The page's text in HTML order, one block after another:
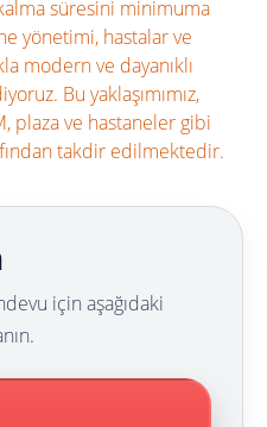
süresini minimuma
yönetimi, hastalar ve
modern ve dayanıklı
Bu yaklaşımımız,
plaza ve hastaneler gibi
takdir edilmektedir.
için aşağıdaki